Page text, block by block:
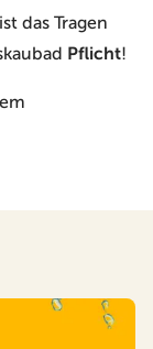
das Tragen
Pflicht!